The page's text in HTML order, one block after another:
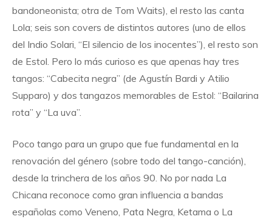
bandoneonista; otra de Tom Waits), el resto las canta
Lola; seis son covers de distintos autores (uno de ellos
del Indio Solari, “El silencio de los inocentes”), el resto son
de Estol. Pero lo más curioso es que apenas hay tres
tangos: “Cabecita negra” (de Agustín Bardi y Atilio
Supparo) y dos tangazos memorables de Estol: “Bailarina
rota” y “La uva”.
Poco tango para un grupo que fue fundamental en la
renovación del género (sobre todo del tango-canción),
desde la trinchera de los años 90. No por nada La
Chicana reconoce como gran influencia a bandas
españolas como Veneno, Pata Negra, Ketama o La